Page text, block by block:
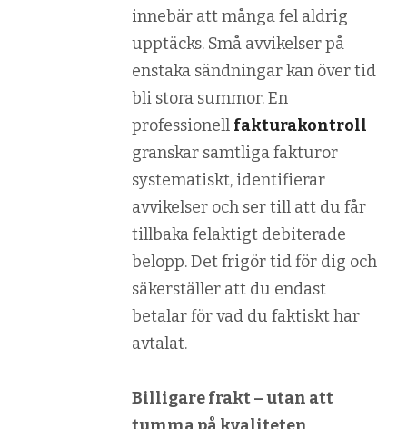
innebär att många fel aldrig
upptäcks. Små avvikelser på
enstaka sändningar kan över tid
bli stora summor. En
professionell fakturakontroll
granskar samtliga fakturor
systematiskt, identifierar
avvikelser och ser till att du får
tillbaka felaktigt debiterade
belopp. Det frigör tid för dig och
säkerställer att du endast
betalar för vad du faktiskt har
avtalat.
Billigare frakt – utan att